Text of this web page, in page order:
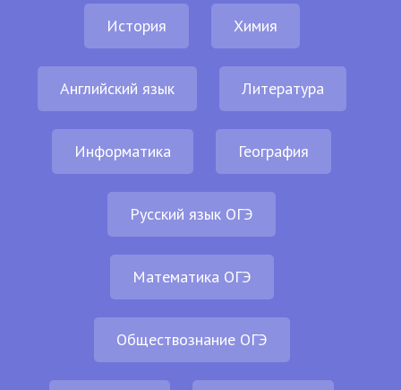
История Химия
Английский язык Литература
Информатика География
Русский язык ОГЭ
Математика ОГЭ
Обществознание ОГЭ